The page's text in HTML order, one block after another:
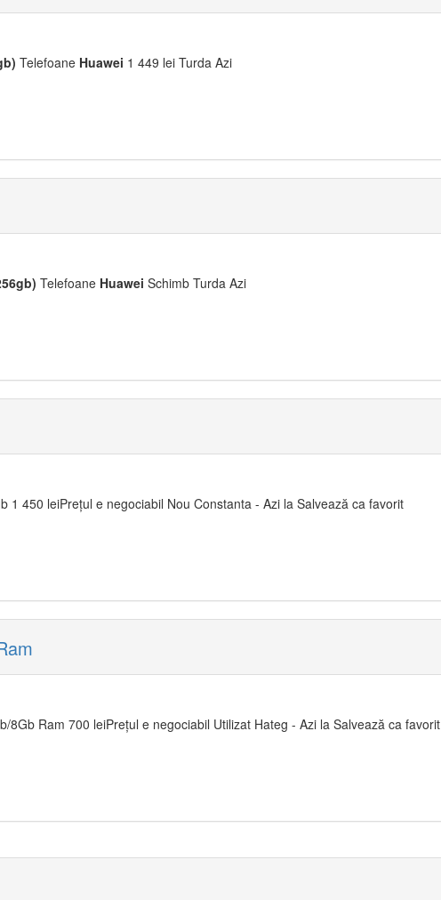
Telefoane Huawei 1 449 lei Turda Azi
Telefoane Huawei Schimb Turda Azi
1 450 leiPrețul e negociabil Nou Constanta - Azi la Salvează ca favorit
8Gb Ram 700 leiPrețul e negociabil Utilizat Hateg - Azi la Salvează ca favorit